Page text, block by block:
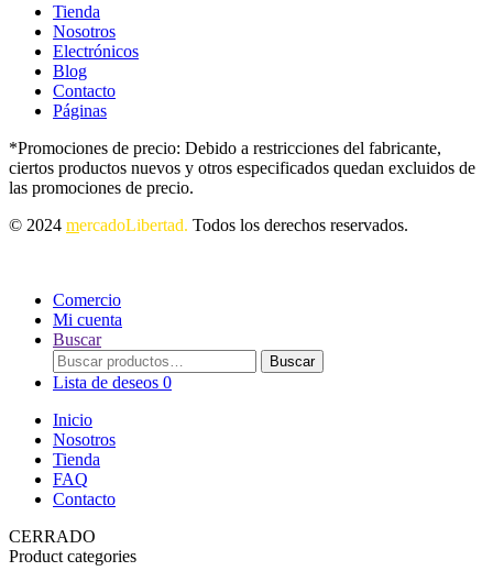
Tienda
Nosotros
Electrónicos
Blog
Contacto
Páginas
*Promociones de precio: Debido a restricciones del fabricante,
ciertos productos nuevos y otros especificados quedan excluidos de
las promociones de precio.
© 2024 mercadoLibertad. Todos los derechos reservados.
Comercio
Mi cuenta
Buscar
Buscar
por:
Buscar
Lista de deseos 0
Inicio
Nosotros
Tienda
FAQ
Contacto
CERRADO
Product categories